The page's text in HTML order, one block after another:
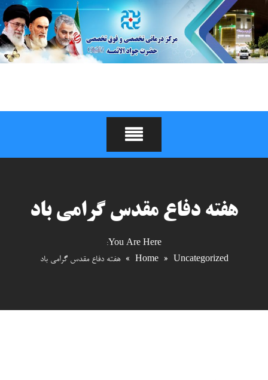
content
درمانگاه و مرکز جراحی
محدود جوادالائمه (علیه
السلام)
هفته دفاع مقدس گرامی باد
You Are Here:
Home » Uncategorized
» هفته دفاع مقدس گرامی باد